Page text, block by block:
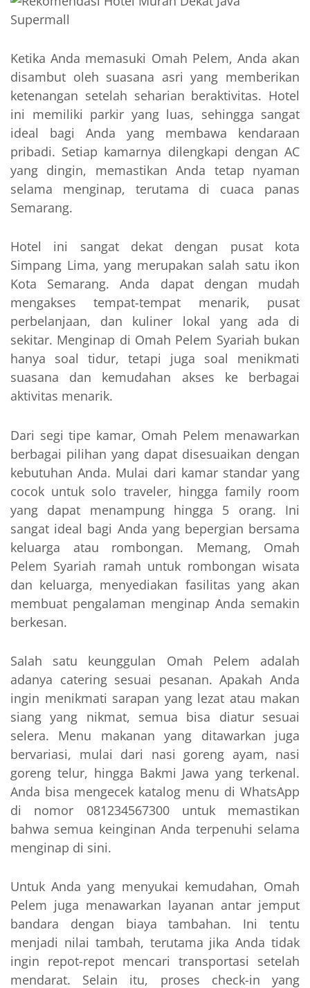
Ketika Anda memasuki Omah Pelem, Anda akan
disambut oleh suasana asri yang memberikan
ketenangan setelah seharian beraktivitas. Hotel
ini memiliki parkir yang luas, sehingga sangat
ideal bagi Anda yang membawa kendaraan
pribadi. Setiap kamarnya dilengkapi dengan AC
yang dingin, memastikan Anda tetap nyaman
selama menginap, terutama di cuaca panas
Semarang.
Hotel ini sangat dekat dengan pusat kota
Simpang Lima, yang merupakan salah satu ikon
Kota Semarang. Anda dapat dengan mudah
mengakses tempat-tempat menarik, pusat
perbelanjaan, dan kuliner lokal yang ada di
sekitar. Menginap di Omah Pelem Syariah bukan
hanya soal tidur, tetapi juga soal menikmati
suasana dan kemudahan akses ke berbagai
aktivitas menarik.
Dari segi tipe kamar, Omah Pelem menawarkan
berbagai pilihan yang dapat disesuaikan dengan
kebutuhan Anda. Mulai dari kamar standar yang
cocok untuk solo traveler, hingga family room
yang dapat menampung hingga 5 orang. Ini
sangat ideal bagi Anda yang bepergian bersama
keluarga atau rombongan. Memang, Omah
Pelem Syariah ramah untuk rombongan wisata
dan keluarga, menyediakan fasilitas yang akan
membuat pengalaman menginap Anda semakin
berkesan.
Salah satu keunggulan Omah Pelem adalah
adanya catering sesuai pesanan. Apakah Anda
ingin menikmati sarapan yang lezat atau makan
siang yang nikmat, semua bisa diatur sesuai
selera. Menu makanan yang ditawarkan juga
bervariasi, mulai dari nasi goreng ayam, nasi
goreng telur, hingga Bakmi Jawa yang terkenal.
Anda bisa mengecek katalog menu di WhatsApp
di nomor 081234567300 untuk memastikan
bahwa semua keinginan Anda terpenuhi selama
menginap di sini.
Untuk Anda yang menyukai kemudahan, Omah
Pelem juga menawarkan layanan antar jemput
bandara dengan biaya tambahan. Ini tentu
menjadi nilai tambah, terutama jika Anda tidak
ingin repot-repot mencari transportasi setelah
mendarat. Selain itu, proses check-in yang